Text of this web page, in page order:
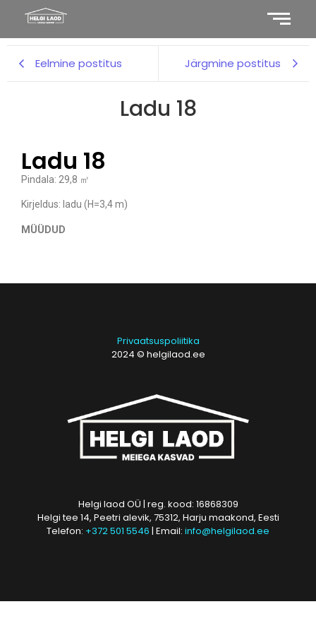
Eelmine postitus Järgmine postitus
Ladu 18
Ladu 18
Pindala: 29,8 ㎡
Kirjeldus: ladu (H=3,4 m)
MÜÜDUD
Privaatsuspoliitika
2024 © helgilaod.ee
Helgi laod OÜ | reg. kood: 16868309
Helgi tee 14, Peetri alevik, 75312, Harju maakond, Eesti
Telefon: +372 501 5546 | Email: info@helgilaod.ee